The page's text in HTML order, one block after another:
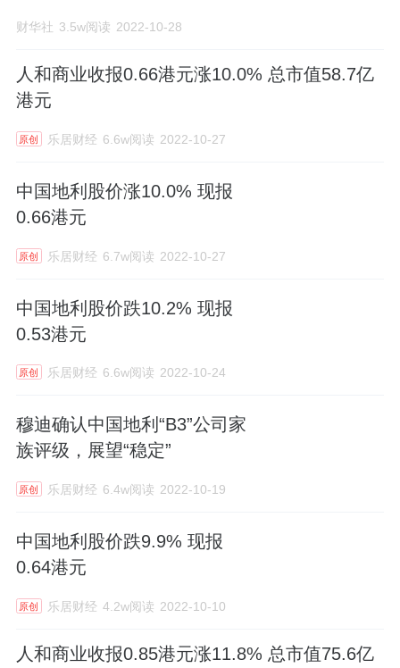
财华社 3.5w阅读 2022-10-28
人和商业收报0.66港元涨10.0% 总市值58.7亿
港元
原创 乐居财经 6.6w阅读 2022-10-27
中国地利股价涨10.0% 现报
0.66港元
原创 乐居财经 6.7w阅读 2022-10-27
中国地利股价跌10.2% 现报
0.53港元
原创 乐居财经 6.6w阅读 2022-10-24
穆迪确认中国地利“B3”公司家
族评级，展望“稳定”
原创 乐居财经 6.4w阅读 2022-10-19
中国地利股价跌9.9% 现报
0.64港元
原创 乐居财经 4.2w阅读 2022-10-10
人和商业收报0.85港元涨11.8% 总市值75.6亿